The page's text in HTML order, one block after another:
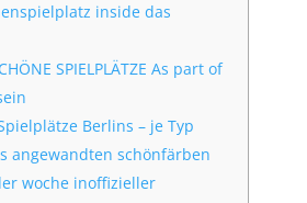
inside das
SPIELPLÄTZE As part of
Berlins – je Typ
angewandten schönfärben
woche inoffizieller